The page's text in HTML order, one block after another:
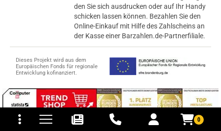
0
und Versandkosten
den Sie sich ausdrucken oder auf Ihr Handy
schicken lassen können. Bezahlen Sie den
Online-Einkauf mit Hilfe des Zahlscheins an
der Kasse einer Barzahlen.de-Partnerfiliale.
Dieses Projekt wird aus dem
Europäischen Fonds für regionale
Entwicklung kofinanziert.